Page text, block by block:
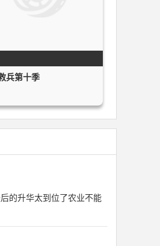
兵第十季
的升华太到位了农业不能